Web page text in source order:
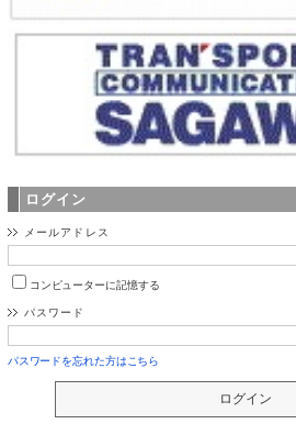
ログイン
メールアドレス
コンピューターに記憶する
パスワード
パスワードを忘れた方はこちら